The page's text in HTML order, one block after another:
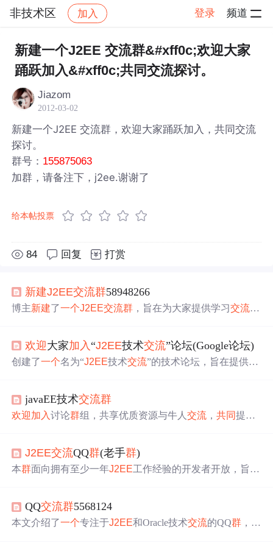
非技术区 加入 登录 频道
社区 非技术区 帖子详情
新建一个J2EE 交流群&#xff0c;欢迎大家
踊跃加入&#xff0c;共同交流探讨。
Jiazom
2012-03-02
新建一个J2EE 交流群，欢迎大家踊跃加入，共同交流
探讨。
群号： 155875063
加群，请备注下，j2ee.谢谢了
给本帖投票
84 回复 打赏
新建J2EE交流群58948266
博主新建了一个J2EE交流群 ，旨在为大家提供学习交流的
欢迎大家加入 “J2EE技术交流”论坛(Google论坛)
创建了一个名为“J2EE技术交流”的技术论坛，旨在提供一
参与讨论。
javaEE技术交流群
欢迎加入讨论群组，共享优质资源与牛人交流 ，共同提升
J2EE交流QQ群(老手群)
本群面向拥有至少一年J2EE工作经验的开发者开放，旨在
QQ交流群5568124
本文介绍了一个专注于J2EE和Oracle技术交流的QQ群 ， 欢